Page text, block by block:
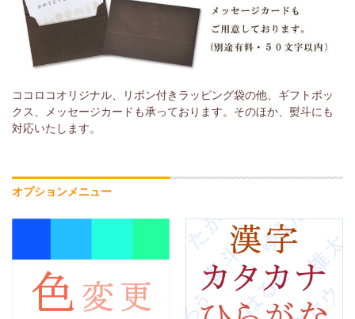
ココロコオリジナル、リボン付きラッピング袋の他、ギフトボッ
クス、メッセージカードも承っております。そのほか、熨斗にも
対応いたします。
オプションメニュー